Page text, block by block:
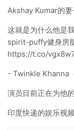
Akshay Kumar的
这就是为什么他是
spirit-puffy健身房
https://t.co/
- Twinkle Khanna
演员目前正在为他
印度快递的娱乐视频